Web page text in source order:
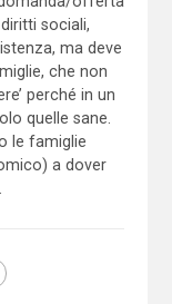
sociali,
ma deve
che non
perché in un
quelle sane.
le famiglie
a dover